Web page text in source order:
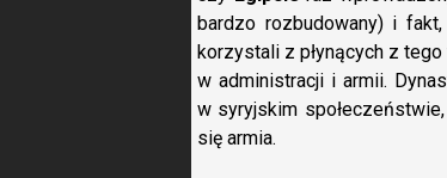
bardzo rozbudowany) i
korzystali z płynących z
w administracji i armii.
w syryjskim
się armia.